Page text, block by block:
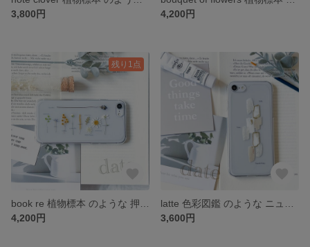
3,800円
4,200円
残り1点
4,200円
3,600円